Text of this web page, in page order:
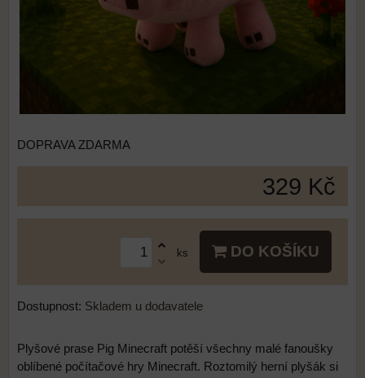
DOPRAVA ZDARMA
329 Kč
ks DO KOŠÍKU
Dostupnost: Skladem u dodavatele
Plyšové prase Pig Minecraft potěší všechny malé fanoušky
oblíbené počítačové hry Minecraft. Roztomilý herní plyšák si